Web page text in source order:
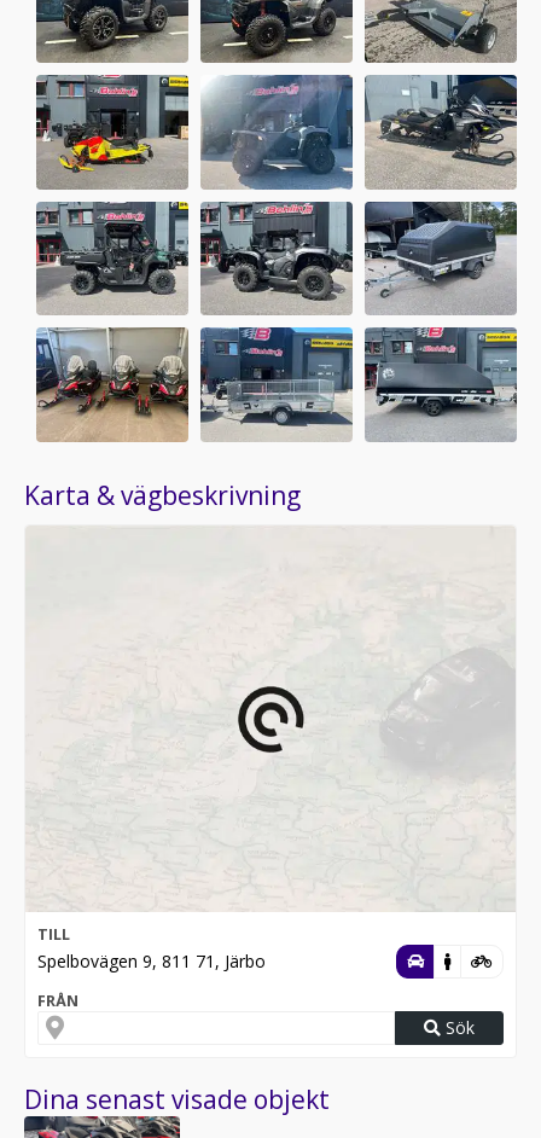
Karta & vägbeskrivning
TILL
Spelbovägen 9, 811 71, Järbo
FRÅN
Sök
Dina senast visade objekt